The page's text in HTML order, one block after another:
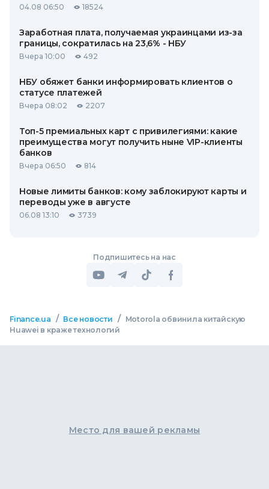
04.08 06:50 18524
Заработная плата, получаемая украинцами из-за
границы, сократилась на 23,6% - НБУ
Вчера 10:00 492
НБУ обяжет банки информировать клиентов о
статусе платежей
Вчера 08:02 2207
Топ-5 премиальных карт с привилегиями: какие
преимущества могут получить ныне VIP-клиенты
банков
Вчера 06:50 814
Новые лимиты банков: кому заблокируют карты и
переводы уже в августе
06.08 13:10 3739
Подпишитесь на нас
Finance.ua / Все новости /
Motorola обвинила китайскую
Huawei в краже технологий
Место для вашей рекламы